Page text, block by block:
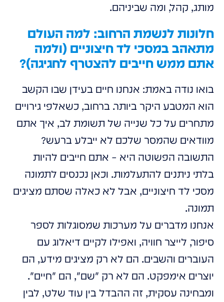
מותג, קהל, ומה שביניהם.
חלונות לנשמת הרחוב: למה העולם
מתאהב במסכי לד חיצוניים (ולמה
אתם ממש חייבים להצטרף לחגיגה)?
בואו נודה באמת: אנחנו חיים בעידן שבו הקשב
הוא המטבע היקר ביותר. ברחוב, כשאלפי גירויים
מתחרים על כל שנייה של תשומת לב, איך אתם
מוודאים שהמסר שלכם לא ייבלע ברעש?
התשובה הפשוטה היא – אתם חייבים להיות
בלתי ניתנים להתעלמות. וכאן נכנסים לתמונה
מסכי לד חיצוניים, אבל לא כאלה שסתם מציגים
תמונה.
אנחנו מדברים על מערכות שמסוגלות לספר
סיפור, לייצר חוויה, ואפילו לקיים דיאלוג עם
העוברים והשבים. הם לא רק מציגים מידע, הם
יוצרים אימפקט. הם לא רק "שם", הם "חיים".
ומבחינה עסקית, זה ההבדל בין עוד שלט, לבין